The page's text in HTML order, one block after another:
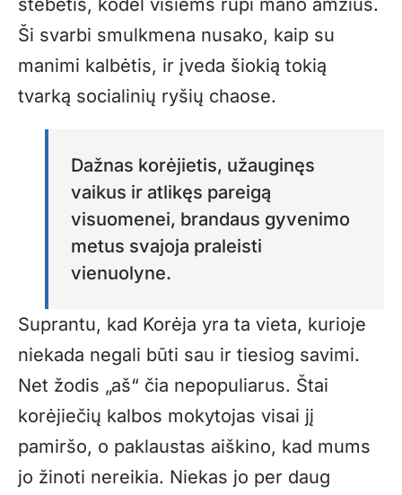
stebėtis, kodėl visiems rūpi mano amžius.
Ši svarbi smulkmena nusako, kaip su
manimi kalbėtis, ir įveda šiokią tokią
tvarką socialinių ryšių chaose.
Dažnas korėjietis, užauginęs
vaikus ir atlikęs pareigą
visuomenei, brandaus gyvenimo
metus svajoja praleisti
vienuolyne.
Suprantu, kad Korėja yra ta vieta, kurioje
niekada negali būti sau ir tiesiog savimi.
Net žodis „aš“ čia nepopuliarus. Štai
korėjiečių kalbos mokytojas visai jį
pamiršo, o paklaustas aiškino, kad mums
jo žinoti nereikia. Niekas jo per daug